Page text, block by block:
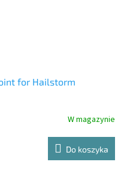
for Hailstorm
W magazynie
Do koszyka